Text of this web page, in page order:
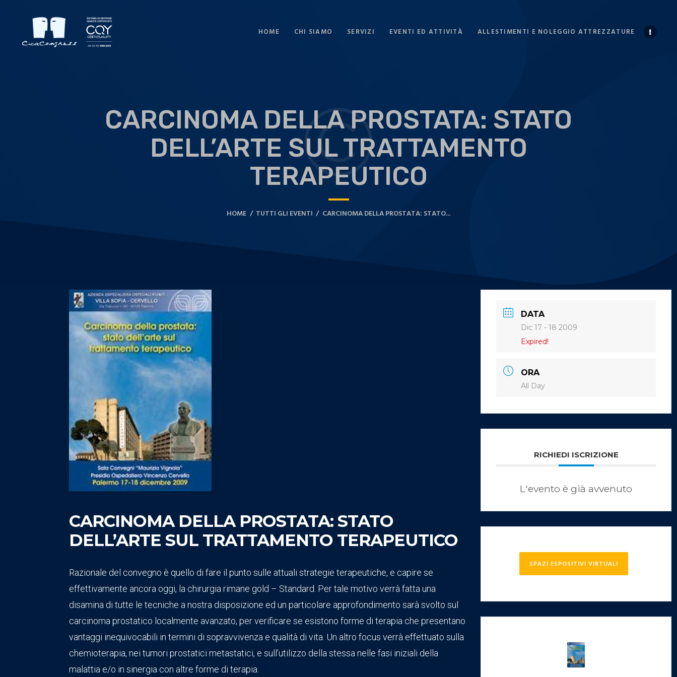
HOME CHI SIAMO SERVIZI EVENTI ED ATTIVITÀ ALLESTIMENTI E NOLEGGIO ATTREZZATURE
CARCINOMA DELLA PROSTATA: STATO
DELL’ARTE SUL TRATTAMENTO
TERAPEUTICO
HOME TUTTI GLI EVENTI CARCINOMA DELLA PROSTATA: STATO...
CARCINOMA DELLA PROSTATA: STATO
DELL’ARTE SUL TRATTAMENTO TERAPEUTICO
Razionale del convegno è quello di fare il punto sulle attuali strategie terapeutiche, e capire se
effettivamente ancora oggi, la chirurgia rimane gold – Standard. Per tale motivo verrà fatta una
disamina di tutte le tecniche a nostra disposizione ed un particolare approfondimento sarà svolto sul
carcinoma prostatico localmente avanzato, per verificare se esistono forme di terapia che presentano
vantaggi inequivocabili in termini di sopravvivenza e qualità di vita. Un altro focus verrà effettuato sulla
chemioterapia, nei tumori prostatici metastatici, e sull’utilizzo della stessa nelle fasi iniziali della
malattia e/o in sinergia con altre forme di terapia.
DATA
Dic 17 - 18 2009
Expired!
ORA
All Day
RICHIEDI ISCRIZIONE
L'evento è già avvenuto
SPAZI ESPOSITIVI VIRTUALI